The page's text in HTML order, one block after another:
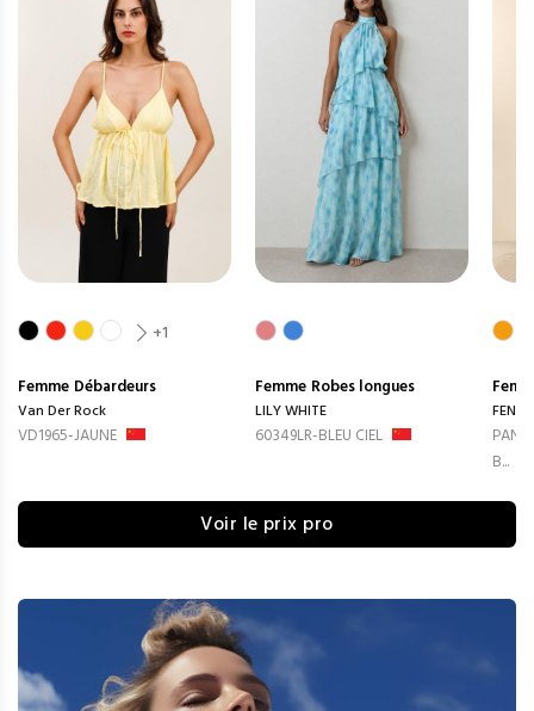
+1
Femme Débardeurs
Van Der Rock
VD1965-JAUNE
Femme Robes longues
LILY WHITE
60349LR-BLEU CIEL
B...
Voir le prix pro